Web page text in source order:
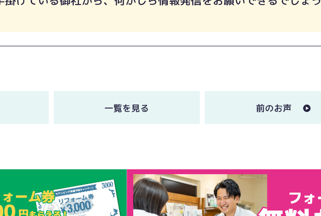
一覧を見る 前のお声